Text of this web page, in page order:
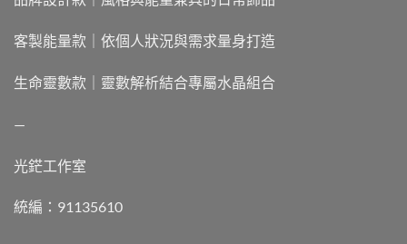
客製能量款｜依個人狀況與需求量身打造
生命靈數款｜靈數解析結合專屬水晶組合
—
光鋩工作室
統編：91135610